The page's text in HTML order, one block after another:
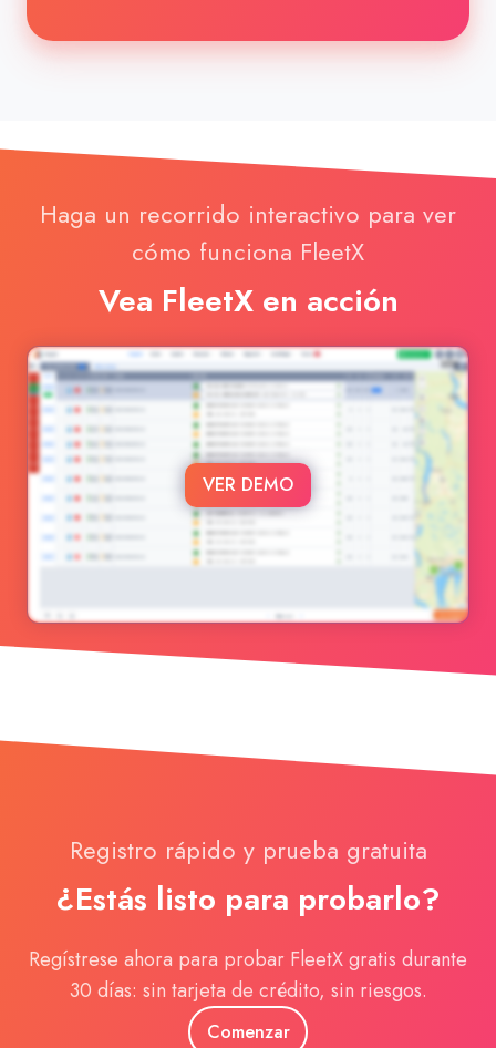
Haga un recorrido interactivo para ver
cómo funciona FleetX
Vea FleetX en acción
VER DEMO
Registro rápido y prueba gratuita
¿Estás listo para probarlo?
Regístrese ahora para probar FleetX gratis durante
30 días: sin tarjeta de crédito, sin riesgos.
Comenzar